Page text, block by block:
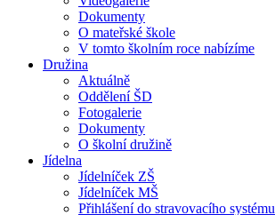
Dokumenty
O mateřské škole
V tomto školním roce nabízíme
Družina
Aktuálně
Oddělení ŠD
Fotogalerie
Dokumenty
O školní družině
Jídelna
Jídelníček ZŠ
Jídelníček MŠ
Přihlášení do stravovacího systému